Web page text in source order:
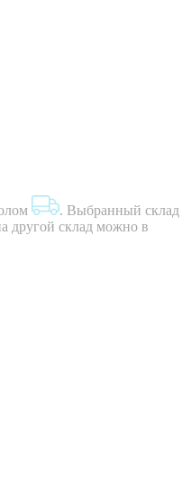
. Выбранный склад
другой склад можно в